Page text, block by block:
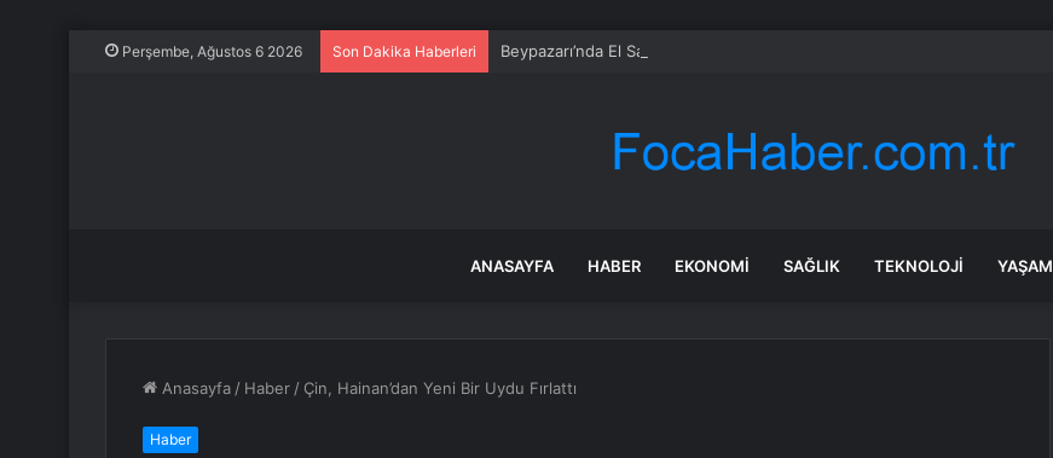
Perşembe, Ağustos 6 2026 Son Dakika Haberleri Beypazarı’nda El Sanatlarına Ödül
ANASAYFA HABER EKONOMI SAĞLIK TEKNOLOJI YAŞAM
Anasayfa / Haber / Çin, Hainan’dan Yeni Bir Uydu Fırlattı
Haber